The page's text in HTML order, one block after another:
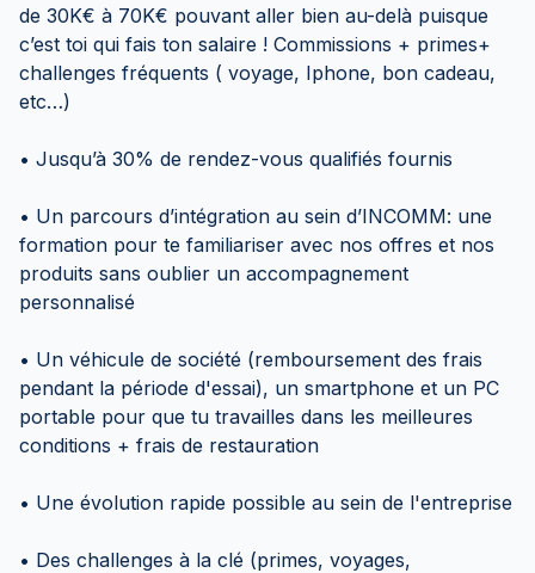
de 30K€ à 70K€ pouvant aller bien au-delà puisque
c’est toi qui fais ton salaire ! Commissions + primes+
challenges fréquents ( voyage, Iphone, bon cadeau,
etc…)
• Jusqu’à 30% de rendez-vous qualifiés fournis
• Un parcours d’intégration au sein d’INCOMM: une
formation pour te familiariser avec nos offres et nos
produits sans oublier un accompagnement
personnalisé
• Un véhicule de société (remboursement des frais
pendant la période d'essai), un smartphone et un PC
portable pour que tu travailles dans les meilleures
conditions + frais de restauration
• Une évolution rapide possible au sein de l'entreprise
• Des challenges à la clé (primes, voyages,